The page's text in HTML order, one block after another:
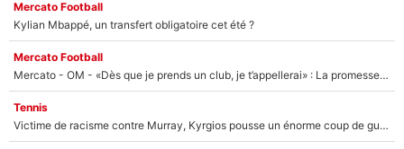
Mercato Football
Kylian Mbappé, un transfert obligatoire cet été ?
Mercato Football
Mercato - OM - «Dès que je prends un club, je t’appellerai» : La promesse de Marcelino au moment de claquer la porte
Tennis
Victime de racisme contre Murray, Kyrgios pousse un énorme coup de gueule !